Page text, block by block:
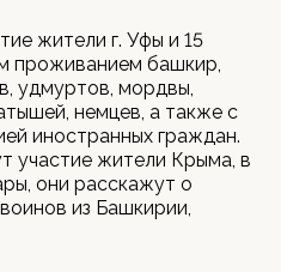
жители г. Уфы и 15
проживанием башкир,
удмуртов, мордвы,
немцев, а также с
иностранных граждан.
участие жители Крыма, в
они расскажут о
из Башкирии,